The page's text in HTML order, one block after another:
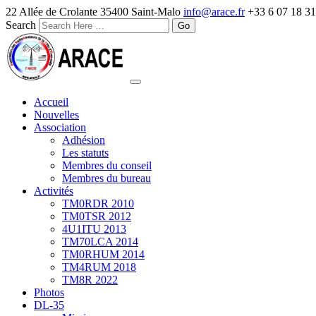
22 Allée de Crolante 35400 Saint-Malo info@arace.fr +33 6 07 18
Search
Accueil
Nouvelles
Association
Adhésion
Les statuts
Membres du conseil
Membres du bureau
Activités
TM0RDR 2010
TM0TSR 2012
4U1ITU 2013
TM70LCA 2014
TM0RHUM 2014
TM4RUM 2018
TM8R 2022
Photos
DL-35